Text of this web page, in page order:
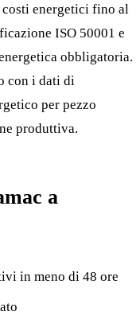
energetici fino al
ISO 50001 e
obbligatoria.
con i dati di
per pezzo
produttiva.
a
in meno di 48 ore